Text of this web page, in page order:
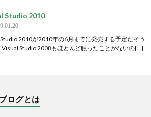
Studio 2010
2010が2010年の6月までに発売する予定だそう
Visual Studio 2008もほとんど触ったことがないの[…]
ログとは